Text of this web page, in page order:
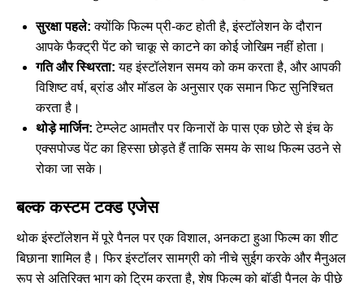
सुरक्षा पहले: क्योंकि फिल्म प्री-कट होती है, इंस्टॉलेशन के दौरान
आपके फैक्ट्री पेंट को चाकू से काटने का कोई जोखिम नहीं होता।
गति और स्थिरता: यह इंस्टॉलेशन समय को कम करता है, और आपकी
विशिष्ट वर्ष, ब्रांड और मॉडल के अनुसार एक समान फिट सुनिश्चित
करता है।
थोड़े मार्जिन: टेम्प्लेट आमतौर पर किनारों के पास एक छोटे से इंच के
एक्सपोज्ड पेंट का हिस्सा छोड़ते हैं ताकि समय के साथ फिल्म उठने से
रोका जा सके।
बल्क कस्टम टक्ड एजेस
थोक इंस्टॉलेशन में पूरे पैनल पर एक विशाल, अनकटा हुआ फिल्म का शीट
बिछाना शामिल है। फिर इंस्टॉलर सामग्री को नीचे सुईग करके और मैनुअल
रूप से अतिरिक्त भाग को ट्रिम करता है, शेष फिल्म को बॉडी पैनल के पीछे